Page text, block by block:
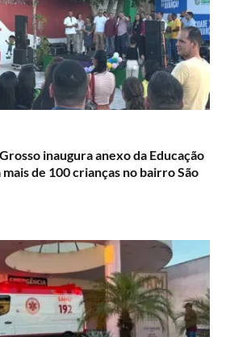
inaugura anexo da Educação
de 100 crianças no bairro São